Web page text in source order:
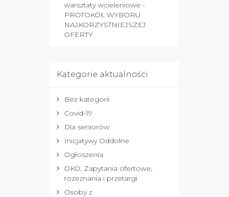
warsztaty wcieleniowe -
PROTOKÓŁ WYBORU
NAJKORZYSTNIEJSZEJ
OFERTY
Kategorie aktualności
Bez kategorii
Covid-19
Dla seniorów
Inicjatywy Oddolne
Ogłoszenia
OKO, Zapytania ofertowe,
rozeznania i przetargi
Osoby z